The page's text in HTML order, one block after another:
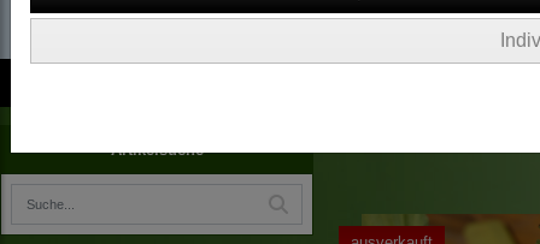
Artikelsuche